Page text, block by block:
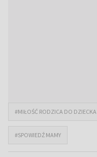
#MIŁOŚĆ RODZICA DO DZIECKA
#SPOWIEDŹ MAMY